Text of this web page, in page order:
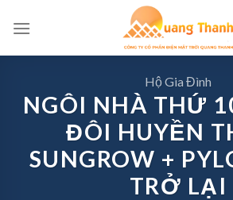
Hộ Gia Đình
NGÔI NHÀ THỨ
ĐÔI HUYỀN
SUNGROW +
TRỞ LẠI